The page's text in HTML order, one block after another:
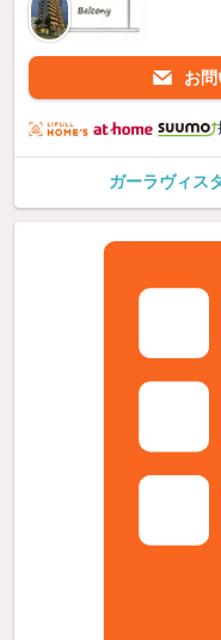
お
ガーラヴィス